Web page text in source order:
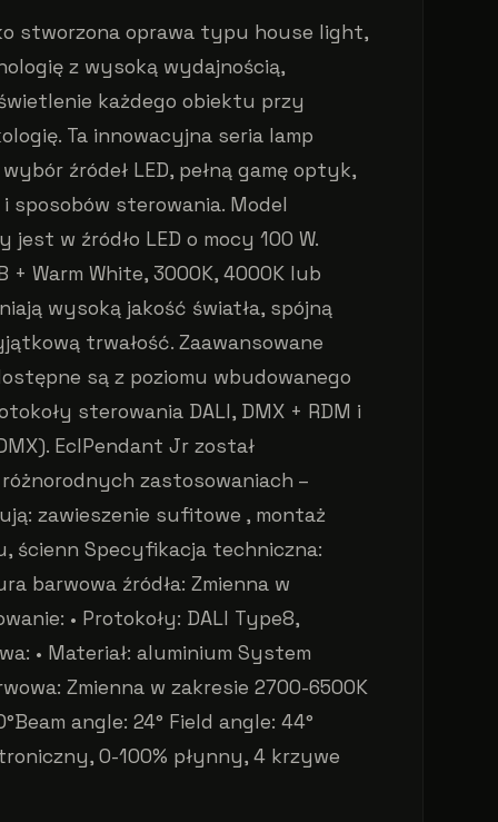
stworzona oprawa typu house light,
z wysoką wydajnością,
każdego obiektu przy
Ta innowacyjna seria lamp
źródeł LED, pełną gamę optyk,
sposobów sterowania. Model
w źródło LED o mocy 100 W.
Warm White, 3000K, 4000K lub
wysoką jakość światła, spójną
trwałość. Zaawansowane
są z poziomu wbudowanego
sterowania DALI, DMX + RDM i
EclPendant Jr został
zastosowaniach –
zawieszenie sufitowe , montaż
ścienn Specyfikacja techniczna:
barwowa źródła: Zmienna w
• Protokoły: DALI Type8,
• Materiał: aluminium System
Zmienna w zakresie 2700-6500K
angle: 24° Field angle: 44°
0-100% płynny, 4 krzywe